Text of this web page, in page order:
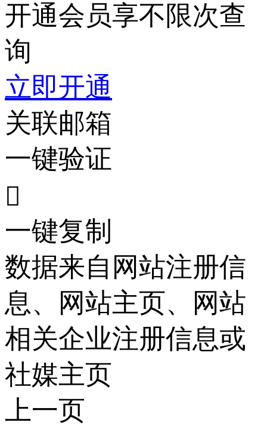
开通会员享不限次查
询
立即开通
关联邮箱
一键验证

一键复制
数据来自网站注册信
息、网站主页、网站
相关企业注册信息或
社媒主页
上一页